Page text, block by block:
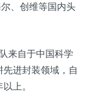
、创维等国内头
来自于中国科学
进封装领域，自
上。